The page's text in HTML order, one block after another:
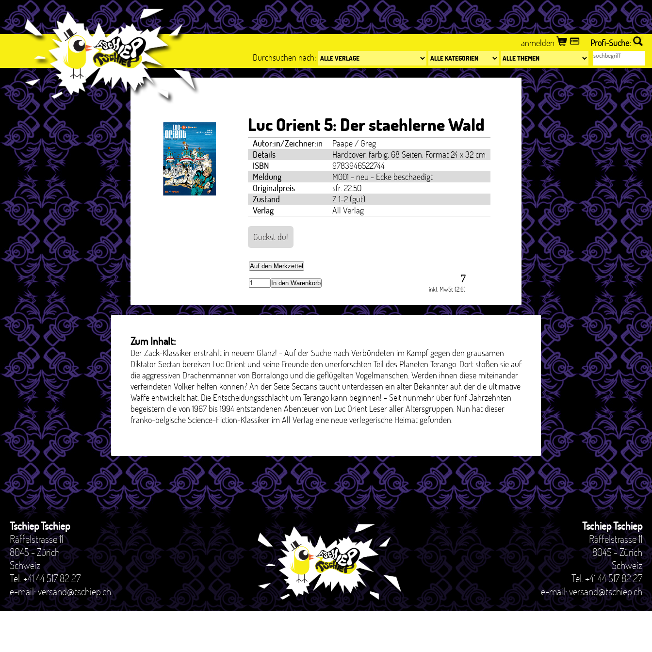
anmelden
Profi-Suche:
Durchsuchen nach:
Luc Orient 5: Der staehlerne Wald
Autor:in/Zeichner:in
Paape / Greg
Details
Hardcover, farbig, 68 Seiten, Format 24 x 32 cm
ISBN
9783946522744
Meldung
M001 - neu - Ecke beschaedigt
Originalpreis
sfr. 22.50
Zustand
Z 1-2 (gut)
Verlag
All Verlag
Guckst du!
Auf den Merkzettel
In den Warenkorb 7
inkl. MwSt (2.6)
Zum Inhalt:
Der Zack-Klassiker erstrahlt in neuem Glanz! - Auf der Suche nach Verbündeten im Kampf gegen den grausamen
Diktator Sectan bereisen Luc Orient und seine Freunde den unerforschten Teil des Planeten Terango. Dort stoßen sie auf
die aggressiven Drachenmänner von Borralongo und die geflügelten Vogelmenschen. Werden ihnen diese miteinander
verfeindeten Völker helfen können? An der Seite Sectans taucht unterdessen ein alter Bekannter auf, der die ultimative
Waffe entwickelt hat. Die Entscheidungsschlacht um Terango kann beginnen! - Seit nunmehr über fünf Jahrzehnten
begeistern die von 1967 bis 1994 entstandenen Abenteuer von Luc Orient Leser aller Altersgruppen. Nun hat dieser
franko-belgische Science-Fiction-Klassiker im All Verlag eine neue verlegerische Heimat gefunden.
Tschiep Tschiep
Räffelstrasse 11
8045 - Zürich
Schweiz
Tel. +41 44 517 82 27
e-mail: versand@tschiep.ch
Instagram
Tschiep Tschiep
Räffelstrasse 11
8045 - Zürich
Schweiz
Tel. +41 44 517 82 27
e-mail: versand@tschiep.ch